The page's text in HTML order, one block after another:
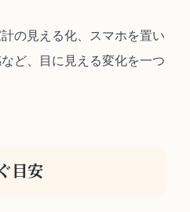
の見える化、スマホを置い
ど、目に見える変化を一つ
目安